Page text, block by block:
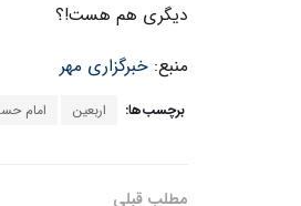
دیگری هم هست!؟
منبع: خبرگزاری مهر
برچسب‌ها: اربعین امام‌
مطلب قبلی